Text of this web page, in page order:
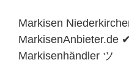
Markisen
MarkisenAnbieter.de
Markisenhändler ツ